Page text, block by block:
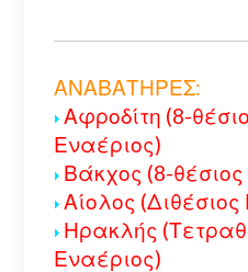
ΑΝΑΒΑΤΗΡΕΣ:
Αφροδίτη (8-
Εναέριος)
Βάκχος (8-
Αίολος
Ηρακλής
Εναέριος)